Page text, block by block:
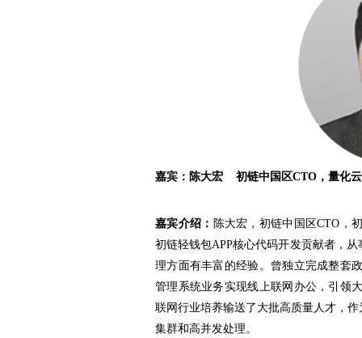
嘉宾： 陈大宏 初链中国区CTO，量化
嘉宾介绍： 陈大宏，初链中国区CTO，
初链轻钱包APP核心代码开发贡献者，
理方面有丰富的经验。曾独立完成整套
管理系统业务实现线上联网办公，引领
联网行业培养输送了大批高质量人才，
集群和高并发处理。